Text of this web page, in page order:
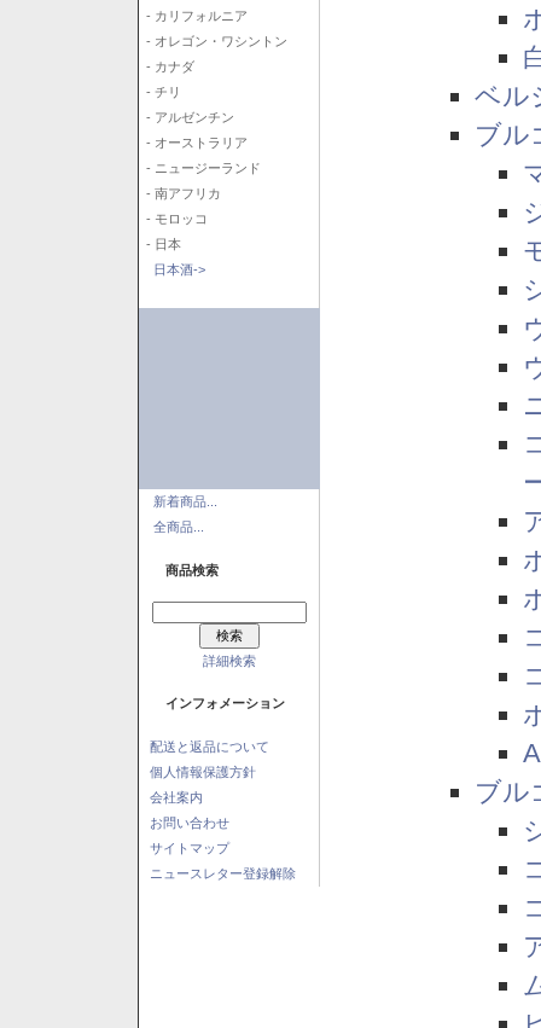
- カリフォルニア
- オレゴン・ワシントン
- カナダ
- チリ
- アルゼンチン
- オーストラリア
- ニュージーランド
- 南アフリカ
- モロッコ
- 日本
日本酒->
新着商品...
全商品...
商品検索
詳細検索
インフォメーション
配送と返品について
個人情報保護方針
会社案内
お問い合わせ
サイトマップ
ニュースレター登録解除
ベル
ブル
ブル